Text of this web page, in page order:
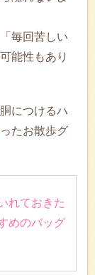
毎回苦しい
能性もあり
につけるハ
たお散歩グ
れておきた
めのバッグ